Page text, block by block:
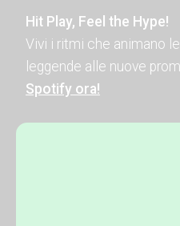
Hit Play, Feel the Hype!
Vivi i ritmi che animano
leggende alle nuove
Spotify ora!